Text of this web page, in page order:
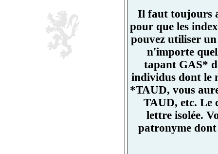
Il faut toujours
pour que les
pouvez utiliser
n'importe
tapant GAS*
individus dont le
*TAUD, vous
TAUD, etc. Le
lettre isolée.
patronyme dont